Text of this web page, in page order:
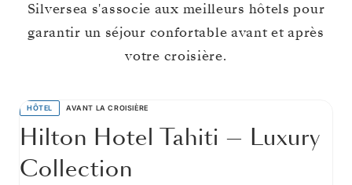
Silversea s'associe aux meilleurs hôtels pour
garantir un séjour confortable avant et après
votre croisière.
HÔTEL AVANT LA CROISIÈRE
Hilton Hotel Tahiti — Luxury
Collection